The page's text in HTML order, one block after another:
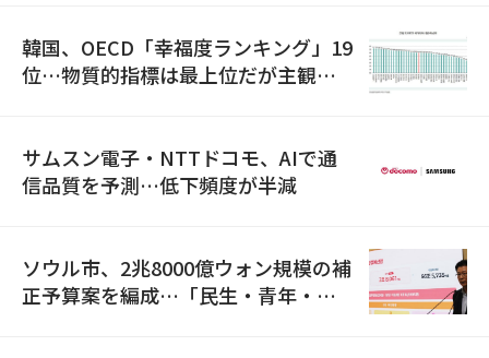
韓国、OECD「幸福度ランキング」19
位…物質的指標は最上位だが主観的
サムスン電子・NTTドコモ、AIで通
信品質を予測…低下頻度が半減
ソウル市、2兆8000億ウォン規模の補
正予算案を編成…「民生・青年・安